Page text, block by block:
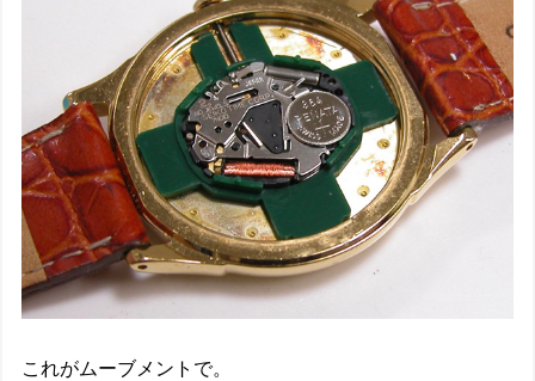
これがムーブメントで。